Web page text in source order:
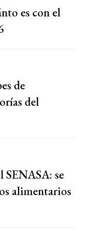
es con el
de
del
SENASA: se
alimentarios